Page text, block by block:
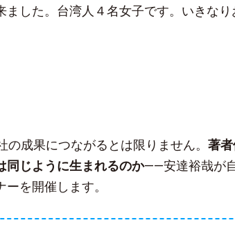
した。台湾人４名女子です。いきなり
成果につながるとは限りません。 著者
同じように生まれるのか——安達裕哉が
を開催します。